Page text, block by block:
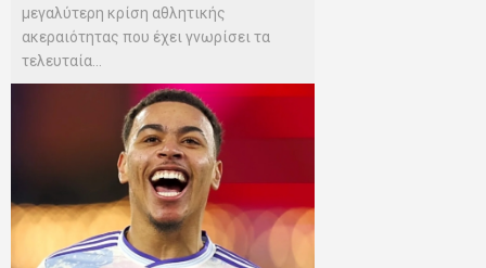
μεγαλύτερη κρίση αθλητικής
ακεραιότητας που έχει γνωρίσει τα
τελευταία...